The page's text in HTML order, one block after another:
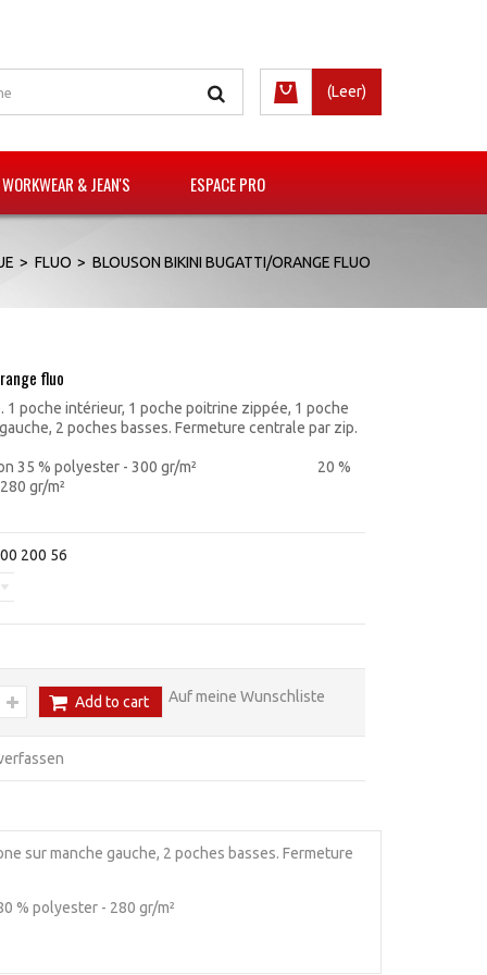
(Leer)
& JEAN'S ESPACE PRO
> FLUO > BLOUSON BIKINI BUGATTI/ORANGE FLUO
fluo
poche intérieur, 1 poche poitrine zippée, 1 poche
2 poches basses. Fermeture centrale par zip.
coton 35 % polyester - 300 gr/m² 20 %
gr/m²
200 56
Add to cart Auf meine Wunschliste
sur manche gauche, 2 poches basses. Fermeture
- 280 gr/m²